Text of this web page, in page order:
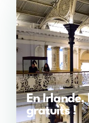
En Irlande,
gratuits !